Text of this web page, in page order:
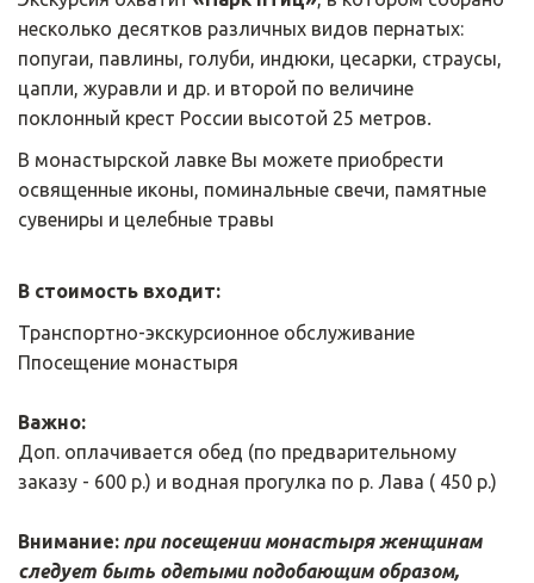
несколько десятков различных видов пернатых:
попугаи, павлины, голуби, индюки, цесарки, страусы,
цапли, журавли и др. и второй по величине
поклонный крест России высотой 25 метров.
В монастырской лавке Вы можете приобрести
освященные иконы, поминальные свечи, памятные
сувениры и целебные травы
В стоимость входит:
Транспортно-экскурсионное обслуживание
Ппосещение монастыря
Важно:
Доп. оплачивается обед (по предварительному
заказу - 600 р.) и водная прогулка по р. Лава ( 450 р.)
Внимание: при посещении монастыря женщинам
следует быть одетыми подобающим образом,